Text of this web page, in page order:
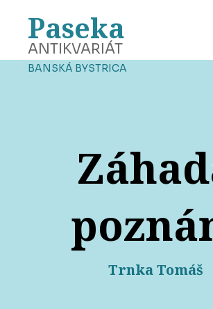
Paseka
ANTIKVARIÁT
BANSKÁ BYSTRICA
Trnka Tomáš